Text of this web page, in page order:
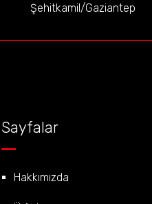
Şehitkamil/Gaziantep
Sayfalar
Hakkımızda